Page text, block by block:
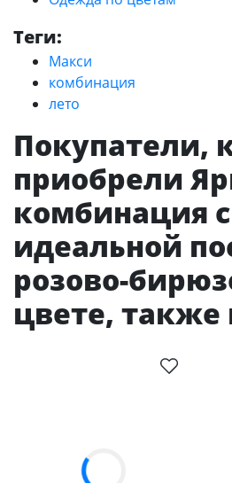
Теги:
Макси
комбинация
лето
Покупатели,
приобрели
комбинация с
идеальной
розово-
цвете, также